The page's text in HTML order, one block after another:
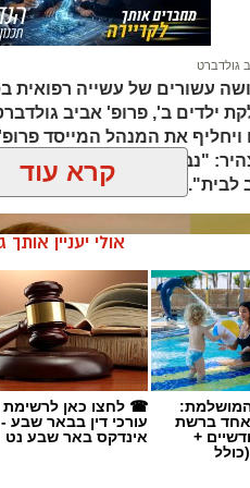
גולדברט
עשורים של עשייה רפואית
ילדים ב', פרופ' אביב
ויחליף את המנהל המייסד פרופ'
"נבטיח שכל ילד וילדה
לבית".
קרא עוד
אולי יעניין אותך
המושלמת:
ברשת
+
☎ לחצו כאן לרשימת
עורכי דין בבאר שבע -
אינדקס באר שבע נט